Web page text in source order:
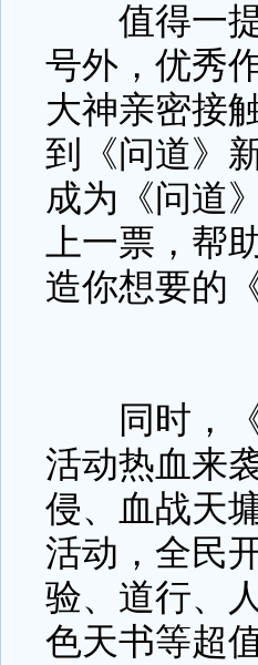
值得一提
号外，优秀
大神亲密接
到《问道》
成为《问道
上一票，帮
造你想要的
同时，《
活动热血来
侵、血战天
活动，全民
验、道行、
色天书等超